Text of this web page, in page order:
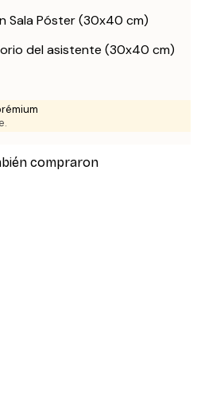
Sala Póster (30x40 cm)
del asistente (30x40 cm)
compraron